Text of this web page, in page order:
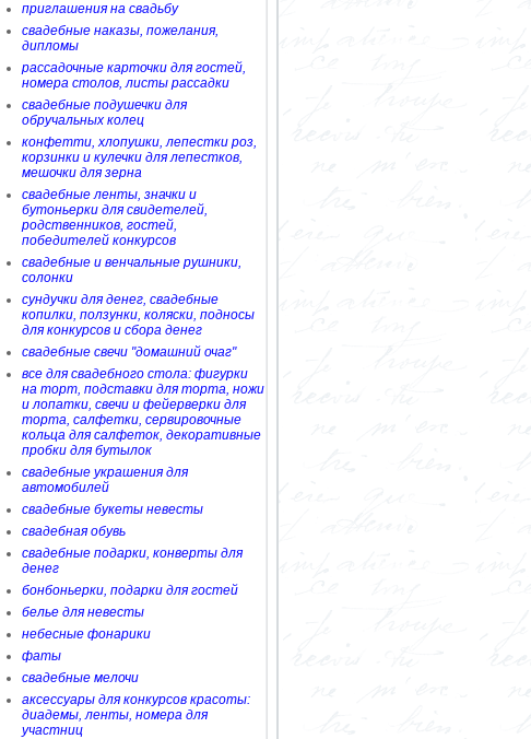
приглашения на свадьбу
свадебные наказы, пожелания,
дипломы
рассадочные карточки для гостей,
номера столов, листы рассадки
свадебные подушечки для
обручальных колец
конфетти, хлопушки, лепестки роз,
корзинки и кулечки для лепестков,
мешочки для зерна
свадебные ленты, значки и
бутоньерки для свидетелей,
родственников, гостей,
победителей конкурсов
свадебные и венчальные рушники,
солонки
сундучки для денег, свадебные
копилки, ползунки, коляски, подносы
для конкурсов и сбора денег
свадебные свечи "домашний очаг"
все для свадебного стола: фигурки
на торт, подставки для торта, ножи
и лопатки, свечи и фейерверки для
торта, салфетки, сервировочные
кольца для салфеток, декоративные
пробки для бутылок
свадебные украшения для
автомобилей
свадебные букеты невесты
свадебная обувь
свадебные подарки, конверты для
денег
бонбоньерки, подарки для гостей
белье для невесты
небесные фонарики
фаты
свадебные мелочи
аксессуары для конкурсов красоты:
диадемы, ленты, номера для
участниц